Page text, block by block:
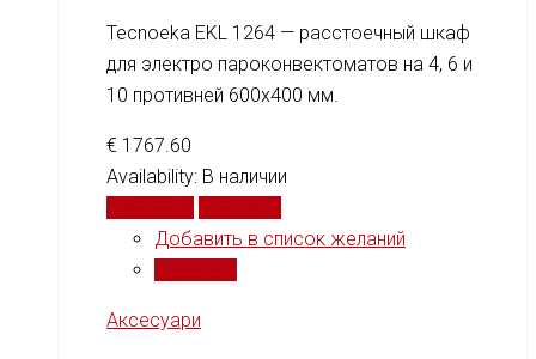
Tecnoeka EKL 1264 — расстоечный шкаф
для электро пароконвектоматов на 4, 6 и
10 противней 600x400 мм.
€ 1767.60
Availability: В наличии
Добавить в список желаний
Аксесуари